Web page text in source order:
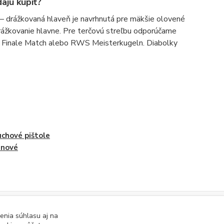
hlaveň je navrhnutá pre mäkšie olovené
hlavne. Pre terčovú streľbu odporúčame
Match alebo RWS Meisterkugeln. Diabolky
pištole
súhlasu aj na